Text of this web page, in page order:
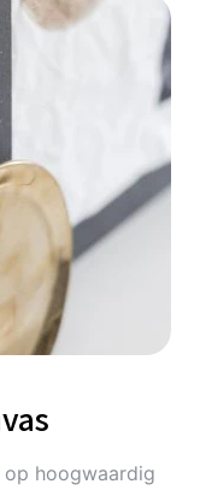
hoogwaardig